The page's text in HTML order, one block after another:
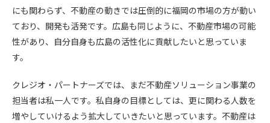
にも関わらず、不動産の動きでは圧倒的に福岡の市場の方が動い
ており、開発も活発です。広島も同じように、不動産市場の可能
性があり、自分自身も広島の活性化に貢献したいと思っていま
す。
クレジオ・パートナーズでは、まだ不動産ソリューション事業の
担当者は私一人です。私自身の目標としては、更に関わる人数を
増やしていけるよう拡大していきたいと思っています。不動産は